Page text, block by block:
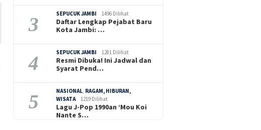
3 SEPUCUK JAMBI 1496 Dilihat
Daftar Lengkap Pejabat Baru
Kota Jambi: …
4 SEPUCUK JAMBI 1281 Dilihat
Resmi Dibuka! Ini Jadwal dan
Syarat Pend…
5 NASIONAL RAGAM, HIBURAN,
WISATA
1219 Dilihat
Lagu J-Pop 1990an ‘Mou Koi
Nante S…